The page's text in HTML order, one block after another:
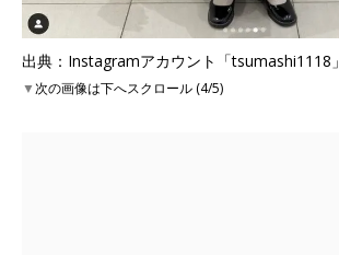
出典：Instagramアカウント「tsumashi1118」
▼次の画像は下へスクロール (4/5)